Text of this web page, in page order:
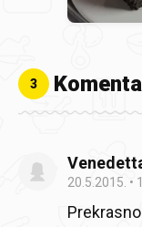
3
20.5.2015.